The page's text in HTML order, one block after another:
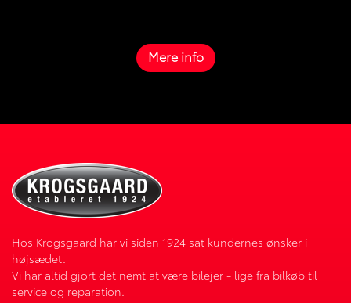
Mere info
Hos Krogsgaard har vi siden 1924 sat kundernes ønsker i
højsædet.
Vi har altid gjort det nemt at være bilejer - lige fra bilkøb til
service og reparation.